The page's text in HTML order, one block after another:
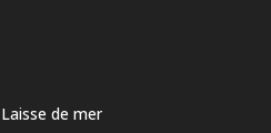
Laisse de mer